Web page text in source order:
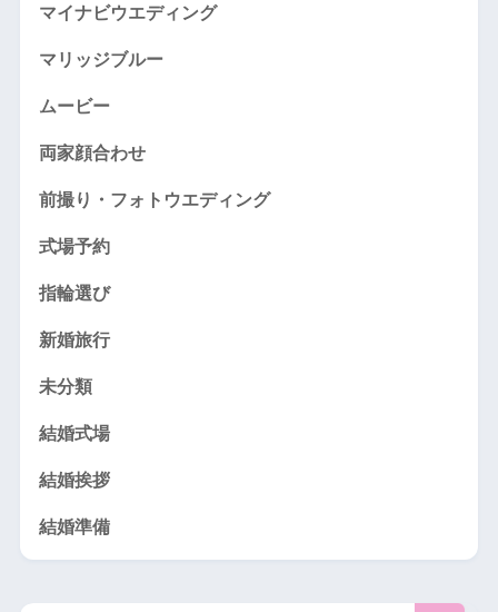
マイナビウエディング
マリッジブルー
ムービー
両家顔合わせ
前撮り・フォトウエディング
式場予約
指輪選び
新婚旅行
未分類
結婚式場
結婚挨拶
結婚準備